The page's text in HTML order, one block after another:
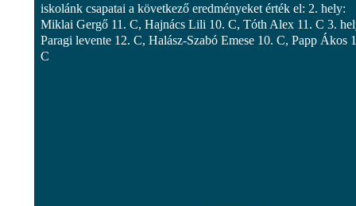
iskolánk csapatai a következő eredményeket érték el: 2. hely:
Miklai Gergő 11. C, Hajnács Lili 10. C, Tóth Alex 11. C 3.
Paragi levente 12. C, Halász-Szabó Emese 10. C, Papp Ákos
C